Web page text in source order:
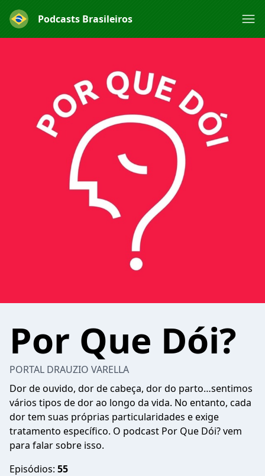
Podcasts Brasileiros
Por Que Dói?
PORTAL DRAUZIO VARELLA
Dor de ouvido, dor de cabeça, dor do parto…sentimos
vários tipos de dor ao longo da vida. No entanto, cada
dor tem suas próprias particularidades e exige
tratamento específico. O podcast Por Que Dói? vem
para falar sobre isso.
Episódios: 55